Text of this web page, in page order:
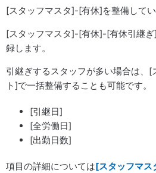
[スタッフマスタ]-[有休]を整備してい
[スタッフマスタ]-[有休]-[有休引継
録します。
引継ぎするスタッフが多い場合は、[
ト]で一括整備することも可能です。
[引継日]
[全労働日]
[出勤日数]
項目の詳細については[スタッフマ